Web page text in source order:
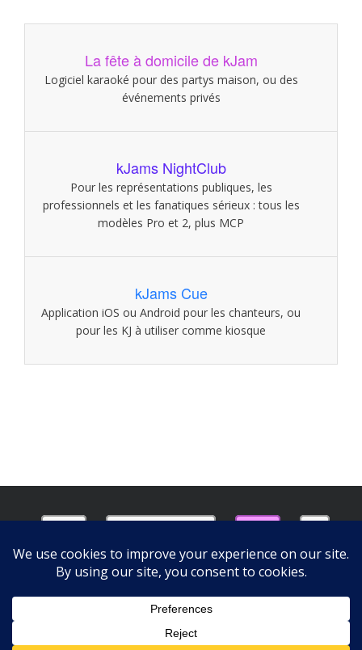
La fête à domicile de kJam
Logiciel karaoké pour des partys maison, ou des
événements privés
kJams NightClub
Pour les représentations publiques, les
professionnels et les fanatiques sérieux : tous les
modèles Pro et 2, plus MCP
kJams Cue
Application iOS ou Android pour les chanteurs, ou
pour les KJ à utiliser comme kiosque
Accueil Téléchargements Achats
Aide
© 2014 Médias Slithy Toves. Tous droits réservés.